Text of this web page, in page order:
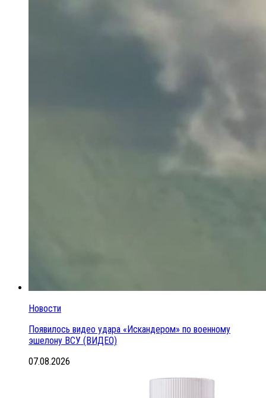
Новости
Появилось видео удара «Искандером» по военному
эшелону ВСУ (ВИДЕО)
07.08.2026